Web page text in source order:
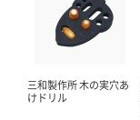
三和製作所 木の実穴あ
けドリル